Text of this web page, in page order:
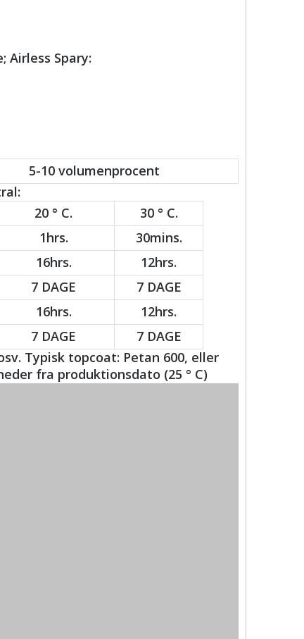
Airless Spary:
5-10 volumenprocent
20 ° C.
30 ° C.
1hrs.
30mins.
16hrs.
12hrs.
7 DAGE
7 DAGE
16hrs.
12hrs.
7 DAGE
7 DAGE
Typisk topcoat: Petan 600, eller
fra produktionsdato (25 ° C)